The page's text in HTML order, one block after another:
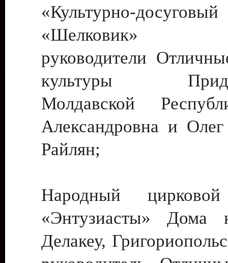
«Культурно-
«Шелковик»
руководители
культуры
Молдавской
Александровна и
Райлян;
Народный цирковой
«Энтузиасты» Дома
Делакеу,